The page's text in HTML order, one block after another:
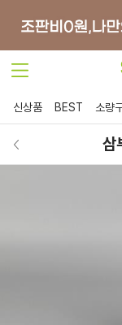
신상품 BEST 소량
삼